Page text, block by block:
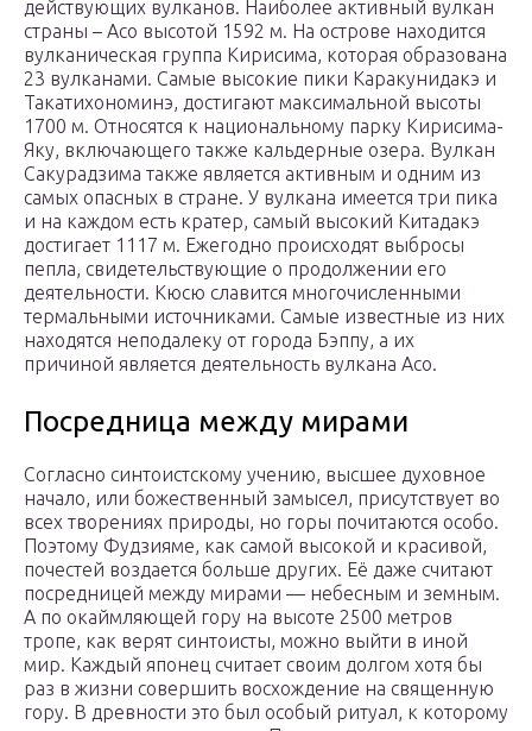
действующих вулканов. Наиболее активный вулкан
страны – Асо высотой 1592 м. На острове находится
вулканическая группа Кирисима, которая образована
23 вулканами. Самые высокие пики Каракунидакэ и
Такатихономинэ, достигают максимальной высоты
1700 м. Относятся к национальному парку Кирисима-
Яку, включающего также кальдерные озера. Вулкан
Сакурадзима также является активным и одним из
самых опасных в стране. У вулкана имеется три пика
и на каждом есть кратер, самый высокий Китадакэ
достигает 1117 м. Ежегодно происходят выбросы
пепла, свидетельствующие о продолжении его
деятельности. Кюсю славится многочисленными
термальными источниками. Самые известные из них
находятся неподалеку от города Бэппу, а их
причиной является деятельность вулкана Асо.
Посредница между мирами
Согласно синтоистскому учению, высшее духовное
начало, или божественный замысел, присутствует во
всех творениях природы, но горы почитаются особо.
Поэтому Фудзияме, как самой высокой и красивой,
почестей воздается больше других. Её даже считают
посредницей между мирами — небесным и земным.
А по окаймляющей гору на высоте 2500 метров
тропе, как верят синтоисты, можно выйти в иной
мир. Каждый японец считает своим долгом хотя бы
раз в жизни совершить восхождение на священную
гору. В древности это был особый ритуал, к которому